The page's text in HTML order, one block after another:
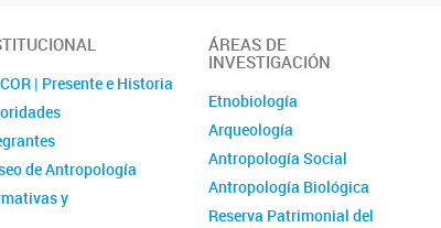
| Presente e Historia
de Antropología
y
ÁREAS DE
INVESTIGACIÓN
Etnobiología
Arqueología
Antropología Social
Antropología Biológica
Reserva Patrimonial del